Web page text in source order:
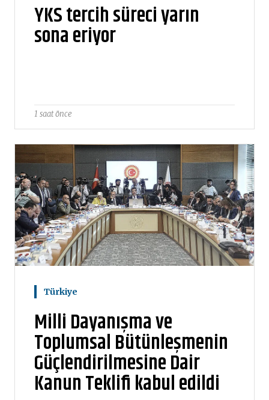
YKS tercih süreci yarın
sona eriyor
1 saat önce
Türkiye
Milli Dayanışma ve
Toplumsal Bütünleşmenin
Güçlendirilmesine Dair
Kanun Teklifi kabul edildi